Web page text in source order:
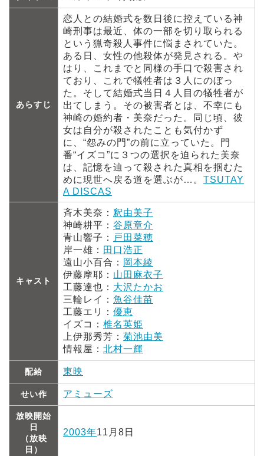
あらすじ
恋人との結婚式を数日後に控えている神
崎刑事は最近、体の一部を切り取られる
という猟奇殺人事件に悩まされていた。
ある日、女性の他殺体が発見される。や
はり、これまでと同様の手口で殺害され
ており、これで犠牲者は３人にのぼっ
た。そして結婚式当日４人目の犠牲者が
出てしまう。その被害者とは、不幸にも
神崎の婚約者・美奈だった。同じ頃、彼
女は自分が殺されたことも気付かず
に、“怨みの門”の前に立っていた。門
番“イズコ”に３つの選択を迫られた美奈
は、記憶を辿って殺された真相を掴むた
めに現世へ戻る道を選ぶが…。 TSUTAY
A DISCAS
キャスト
斉木美奈： 釈由美子
神崎耕平： 谷原章介
青山響子：
戸田菜穂
岸一雄： 田口浩正
遠山小百合： 岡本綾
伊藤摩耶： 山田麻衣子
工藤達也： 大沢たかお
三輪レイ： 魚谷佳苗
工藤エリ： 優恵
イズコ： 椎名英姫
上伊那秀芳： 菊池由美
情報屋： 北村一輝
配給 東映
せい作 アミューズ
放映開始
日
（放映
日）
2003年11月8日